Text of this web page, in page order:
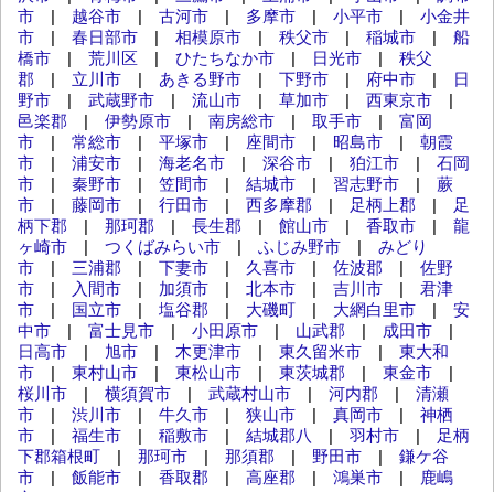
市 | 越谷市 | 古河市 | 多摩市 | 小平市 | 小金井
市 | 春日部市 | 相模原市 | 秩父市 | 稲城市 | 船
橋市 | 荒川区 | ひたちなか市 | 日光市 | 秩父
郡 | 立川市 | あきる野市 | 下野市 | 府中市 |
日
野市 | 武蔵野市 | 流山市 | 草加市 | 西東京市 |
邑楽郡 | 伊勢原市 | 南房総市 | 取手市 | 富岡
市 | 常総市 | 平塚市 | 座間市 | 昭島市 | 朝霞
市 | 浦安市 | 海老名市 | 深谷市 | 狛江市 | 石岡
市 | 秦野市 | 笠間市 | 結城市 | 習志野市 | 蕨
市 | 藤岡市 | 行田市 | 西多摩郡 | 足柄上郡 |
足
柄下郡 | 那珂郡 | 長生郡 | 館山市 | 香取市 | 龍
ヶ崎市 | つくばみらい市 | ふじみ野市 | みどり
市 | 三浦郡 | 下妻市 | 久喜市 | 佐波郡 | 佐野
市 | 入間市 | 加須市 | 北本市 | 吉川市 | 君津
市 | 国立市 | 塩谷郡 | 大磯町 | 大網白里市 | 安
中市 | 富士見市 | 小田原市 | 山武郡 | 成田市 |
日高市 | 旭市 | 木更津市 | 東久留米市 | 東大和
市 | 東村山市 | 東松山市 | 東茨城郡 | 東金市 |
桜川市 | 横須賀市 | 武蔵村山市 | 河内郡 | 清瀬
市 | 渋川市 | 牛久市 | 狭山市 | 真岡市 | 神栖
市 | 福生市 | 稲敷市 | 結城郡八 | 羽村市 |
足柄
下郡箱根町 | 那珂市 | 那須郡 | 野田市 | 鎌ケ谷
市 | 飯能市 | 香取郡 | 高座郡 | 鴻巣市 |
鹿嶋